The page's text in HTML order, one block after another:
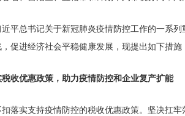
平总书记关于新冠肺炎疫情防控工作的一系
促进经济社会平稳健康发展，现提出如下措施
收优惠政策，助力疫情防控和企业复产扩能
扣落实支持疫情防控的税收优惠政策。 坚决扛牢